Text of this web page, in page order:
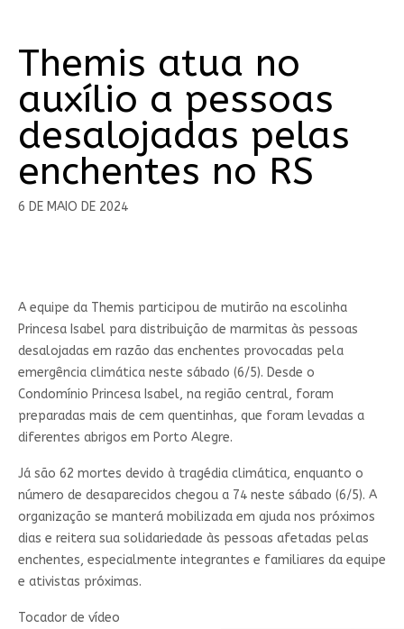
Themis atua no
auxílio a pessoas
desalojadas pelas
enchentes no RS
6 DE MAIO DE 2024
A equipe da Themis participou de mutirão na escolinha
Princesa Isabel para distribuição de marmitas às pessoas
desalojadas em razão das enchentes provocadas pela
emergência climática neste sábado (6/5). Desde o
Condomínio Princesa Isabel, na região central, foram
preparadas mais de cem quentinhas, que foram levadas a
diferentes abrigos em Porto Alegre.
Já são 62 mortes devido à tragédia climática, enquanto o
número de desaparecidos chegou a 74 neste sábado (6/5). A
organização se manterá mobilizada em ajuda nos próximos
dias e reitera sua solidariedade às pessoas afetadas pelas
enchentes, especialmente integrantes e familiares da equipe
e ativistas próximas.
Tocador de vídeo